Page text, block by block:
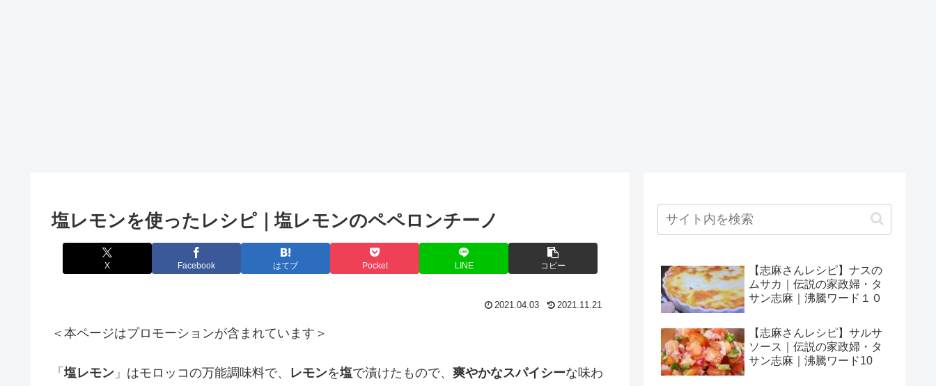
塩レモンを使ったレシピ｜塩レモンのペペロンチーノ
X Facebook はてブ Pocket LINE コピー
2021.04.03 2021.11.21
＜本ページはプロモーションが含まれています＞
「塩レモン 」はモロッコの万能調味料で、 レモンを塩で漬けたもので、 爽やかなスパイシーな味わ
【志麻さんレシピ】ナスの
ムサカ｜伝説の家政婦・タ
サン志麻｜沸騰ワード１０
【志麻さんレシピ】サルサ
ソース｜伝説の家政婦・タ
サン志麻｜沸騰ワード10